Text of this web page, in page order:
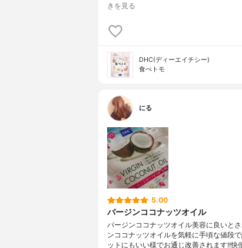
きを見る
DHC(ディーエイチシー)
食べトモ
にる
5.00
バージンココナッツオイル
バージンココナッツオイル美容に良いと
ンココナッツオイルを気軽に手頃な値段
ットにもいい様でお通じ改善されます!!快